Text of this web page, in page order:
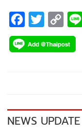
F
ac
e
k
T
wi
tt
C
o
p
k
NEWS UPDATE